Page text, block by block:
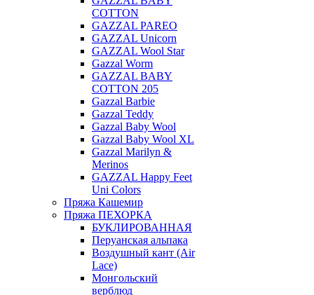
COTTON
GAZZAL PAREO
GAZZAL Unicorn
GAZZAL Wool Star
Gazzal Worm
GAZZAL BABY
COTTON 205
Gazzal Barbie
Gazzal Teddy
Gazzal Baby Wool
Gazzal Baby Wool XL
Gazzal Marilyn &
Merinos
GAZZAL Happy Feet
Uni Colors
Пряжа Кашемир
Пряжа ПЕХОРКА
БУКЛИРОВАННАЯ
Перуанская альпака
Воздушный кант (Air
Lace)
Монгольский
верблюд